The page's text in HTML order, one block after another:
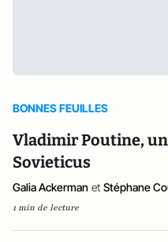
BONNES FEUILLES
Vladimir Poutine,
Sovieticus
Galia Ackerman et Stéphane
1 min de lecture